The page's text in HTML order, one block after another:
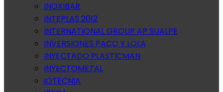
INOXIBAR
INTEPLAS 2012
INTERNATIONAL GROUP AP SUALPE
INVERSIONES PACO Y LOLA
INYECTADO PLASTICMAN
INYECTOMETAL
IOTECNIA